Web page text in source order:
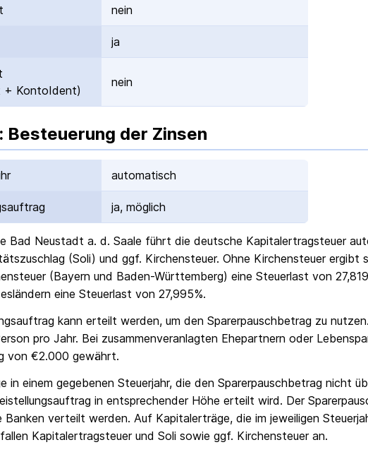
nein
ja
+ KontoIdent)
nein
Besteuerung der Zinsen
automatisch
ja, möglich
Bad Neustadt a. d. Saale führt die deutsche Kapital­ertrag­steuer
(Soli) und ggf. Kirchensteuer. Ohne Kirchensteuer ergibt
(Bayern und Baden-Württemberg) eine Steuerlast von
eine Steuerlast von 27,995%.
kann erteilt werden, um den Sparer­pausch­betrag zu
pro Jahr. Bei zusammenveranlagten Ehepartnern oder
von €2.000 gewährt.
in einem gegebenen Steuerjahr, die den Sparer­pausch­betrag nicht
in entsprechender Höhe erteilt wird. Der
Banken verteilt werden. Auf Kapitalerträge, die im jeweiligen
Kapital­ertrag­steuer und Soli sowie ggf. Kirchensteuer an.